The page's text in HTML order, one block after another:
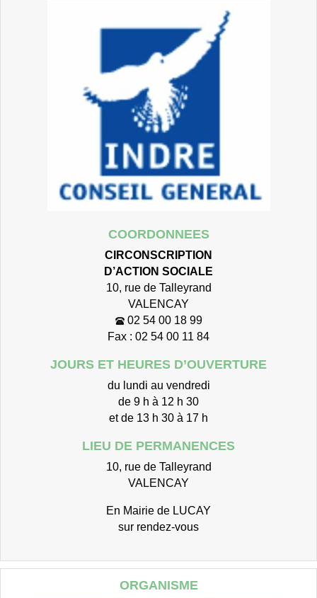
COORDONNEES
CIRCONSCRIPTION
D’ACTION SOCIALE
10, rue de Talleyrand
VALENCAY
02 54 00 18 99
Fax : 02 54 00 11 84
JOURS ET HEURES D’OUVERTURE
du lundi au vendredi
de 9 h à 12 h 30
et de 13 h 30 à 17 h
LIEU DE PERMANENCES
10, rue de Talleyrand
VALENCAY
En Mairie de LUCAY
sur rendez-vous
ORGANISME